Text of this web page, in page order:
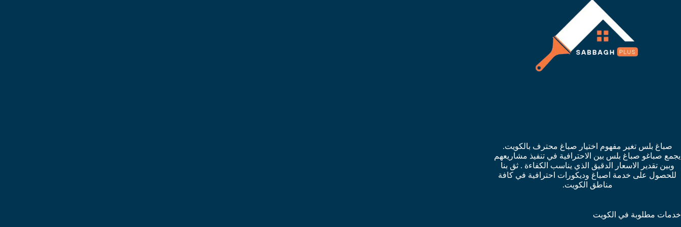
صباغ بلس تغير مفهوم اختيار صباغ محترف بالكويت.
يجمع صباغو صباغ بلس بين الاحترافية في تنفيذ مشاريعهم
وبين تقدير الاسعار الدقيق الذي يناسب الكفاءة . ثق بنا
للحصول على خدمة اصباغ وديكورات احترافية في كافة
مناطق الكويت.
خدمات مطلوبة في الكويت